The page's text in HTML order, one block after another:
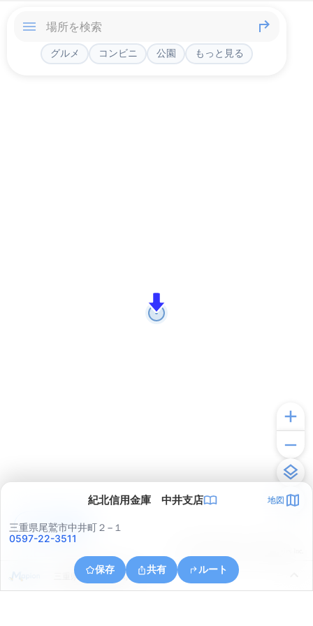
グルメ コンビニ 公園 もっと見る
紀北信用金庫 中井支店 地図
三重県尾鷲市中井町２−１
0597-22-3511
保存 共有 ルート
三重県尾鷲市野地町１
アプリで見る